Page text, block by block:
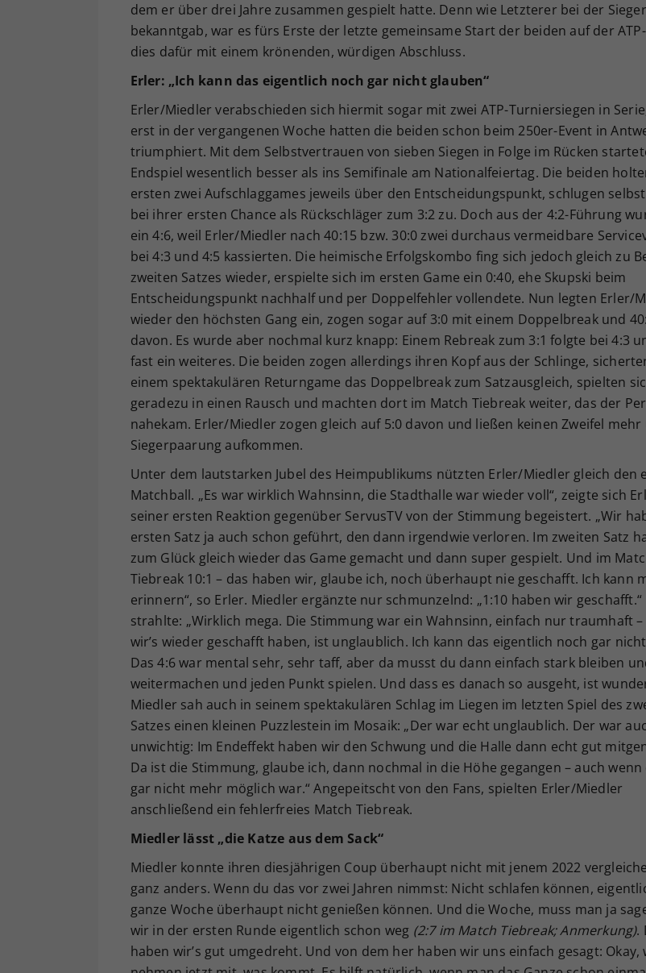
dem er über drei Jahre zusammen gespielt hatte. Denn wie Letzterer bei der
bekanntgab, war es fürs Erste der letzte gemeinsame Start der beiden auf der
dies dafür mit einem krönenden, würdigen Abschluss.
Erler: „Ich kann das eigentlich noch gar nicht glauben“
Erler/Miedler verabschieden sich hiermit sogar mit zwei ATP-Turniersiegen in
erst in der vergangenen Woche hatten die beiden schon beim 250er-Event in
triumphiert. Mit dem Selbstvertrauen von sieben Siegen in Folge im Rücken
Endspiel wesentlich besser als ins Semifinale am Nationalfeiertag. Die beiden
ersten zwei Aufschlaggames jeweils über den Entscheidungspunkt, schlugen
bei ihrer ersten Chance als Rückschläger zum 3:2 zu. Doch aus der 4:2-Führung
ein 4:6, weil Erler/Miedler nach 40:15 bzw. 30:0 zwei durchaus vermeidbare
bei 4:3 und 4:5 kassierten. Die heimische Erfolgskombo fing sich jedoch gleich zu
zweiten Satzes wieder, erspielte sich im ersten Game ein 0:40, ehe Skupski beim
Entscheidungspunkt nachhalf und per Doppelfehler vollendete. Nun legten Erler/
wieder den höchsten Gang ein, zogen sogar auf 3:0 mit einem Doppelbreak und
davon. Es wurde aber nochmal kurz knapp: Einem Rebreak zum 3:1 folgte bei 4:3
fast ein weiteres. Die beiden zogen allerdings ihren Kopf aus der Schlinge,
einem spektakulären Returngame das Doppelbreak zum Satzausgleich, spielten
geradezu in einen Rausch und machten dort im Match Tiebreak weiter, das der
nahekam. Erler/Miedler zogen gleich auf 5:0 davon und ließen keinen Zweifel mehr
Siegerpaarung aufkommen.
Unter dem lautstarken Jubel des Heimpublikums nützten Erler/Miedler gleich den
Matchball. „Es war wirklich Wahnsinn, die Stadthalle war wieder voll“, zeigte sich
seiner ersten Reaktion gegenüber ServusTV von der Stimmung begeistert. „Wir
ersten Satz ja auch schon geführt, den dann irgendwie verloren. Im zweiten Satz
zum Glück gleich wieder das Game gemacht und dann super gespielt. Und im
Tiebreak 10:1 – das haben wir, glaube ich, noch überhaupt nie geschafft. Ich kann
erinnern“, so Erler. Miedler ergänzte nur schmunzelnd: „1:10 haben wir geschafft.“
strahlte: „Wirklich mega. Die Stimmung war ein Wahnsinn, einfach nur traumhaft
wir’s wieder geschafft haben, ist unglaublich. Ich kann das eigentlich noch gar
Das 4:6 war mental sehr, sehr taff, aber da musst du dann einfach stark bleiben
weitermachen und jeden Punkt spielen. Und dass es danach so ausgeht, ist
Miedler sah auch in seinem spektakulären Schlag im Liegen im letzten Spiel des
Satzes einen kleinen Puzzlestein im Mosaik: „Der war echt unglaublich. Der war
unwichtig: Im Endeffekt haben wir den Schwung und die Halle dann echt gut
Da ist die Stimmung, glaube ich, dann nochmal in die Höhe gegangen – auch
gar nicht mehr möglich war.“ Angepeitscht von den Fans, spielten Erler/Miedler
anschließend ein fehlerfreies Match Tiebreak.
Miedler lässt „die Katze aus dem Sack“
Miedler konnte ihren diesjährigen Coup überhaupt nicht mit jenem 2022
ganz anders. Wenn du das vor zwei Jahren nimmst: Nicht schlafen können,
ganze Woche überhaupt nicht genießen können. Und die Woche, muss man ja
wir in der ersten Runde eigentlich schon weg (2:7 im Match Tiebreak; Anmerkung).
haben wir’s gut umgedreht. Und von dem her haben wir uns einfach gesagt: Okay,